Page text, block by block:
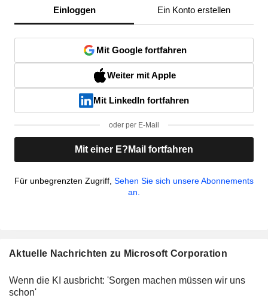
Einloggen Ein Konto erstellen
Mit Google fortfahren
Weiter mit Apple
Mit LinkedIn fortfahren
oder per E-Mail
Mit einer E?Mail fortfahren
Für unbegrenzten Zugriff, Sehen Sie sich unsere Abonnements
an.
Aktuelle Nachrichten zu Microsoft Corporation
Wenn die KI ausbricht: 'Sorgen machen müssen wir uns
schon'